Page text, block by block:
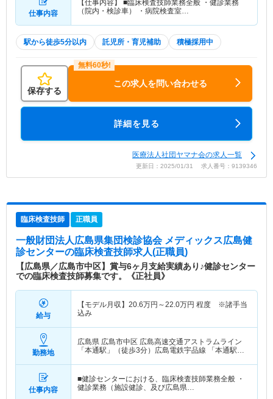
仕事内容
【仕事内容】 ■臨床検査技師業務全般 ・健診業務
（院内・検診車） ・病院検査室…
駅から徒歩5分以内 託児所・育児補助 積極採用中
保存する
この求人を問い合わせる
詳細を見る
医療法人社団ヤマナ会の求人一覧
更新日：2025/01/31 求人番号：9139346
臨床検査技師 正職員
一般財団法人広島県集団検診協会 メディックス広島健
診センターの臨床検査技師求人(正職員)
【広島県／広島市中区】賞与6ヶ月支給実績あり♪健診センター
での臨床検査技師募集です。《正社員》
給与
【モデル月収】 20.6万円～22.0万円 程度 ※諸手当
込み
勤務地
広島県 広島市中区 広島高速交通アストラムライン
「本通駅」（徒歩3分）広島電鉄宇品線 「本通駅」
仕事内容
■健診センターにおける、臨床検査技師業務全般 ・
健診業務（施設健診、及び広島県…